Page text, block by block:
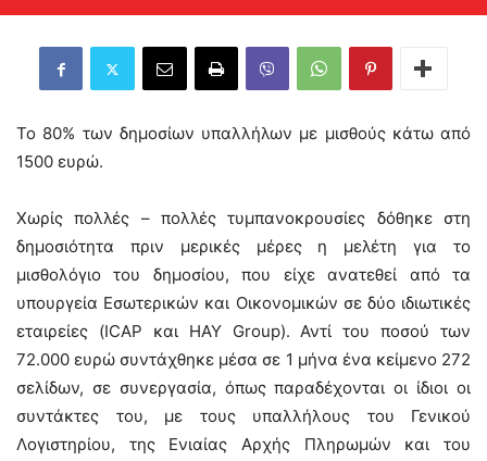
Το 80% των δημοσίων υπαλλήλων με μισθούς κάτω από
1500 ευρώ.
Χωρίς πολλές – πολλές τυμπανοκρουσίες δόθηκε στη
δημοσιότητα πριν μερικές μέρες η μελέτη για το
μισθολόγιο του δημοσίου, που είχε ανατεθεί από τα
υπουργεία Εσωτερικών και Οικονομικών σε δύο ιδιωτικές
εταιρείες (ICAP και HAY Group). Αντί του ποσού των
72.000 ευρώ συντάχθηκε μέσα σε 1 μήνα ένα κείμενο 272
σελίδων, σε συνεργασία, όπως παραδέχονται οι ίδιοι οι
συντάκτες του, με τους υπαλλήλους του Γενικού
Λογιστηρίου, της Ενιαίας Αρχής Πληρωμών και του